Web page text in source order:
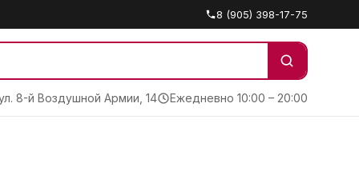
8 (905) 398-17-75
8-й Воздушной Армии, 14 Ежедневно 10:00 – 20:00